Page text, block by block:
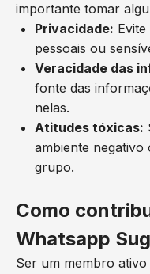
importante tomar
Privacidade:
pessoais ou
Veracidade das
fonte das
nelas.
Atitudes tóxicas:
ambiente negativo
grupo.
Como
Whatsapp
Ser um membro